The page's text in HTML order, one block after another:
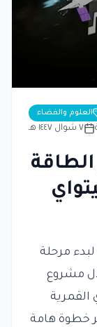
العلوم والفضاء
٧ شوال ١٤٤٧ هـ
مرحلة
مشروع
خطوة هامة